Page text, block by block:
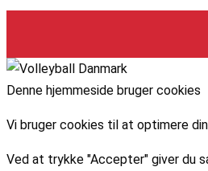
Denne hjemmeside bruger cookies
Vi bruger cookies til at optimere
Ved at trykke "Accepter" giver du